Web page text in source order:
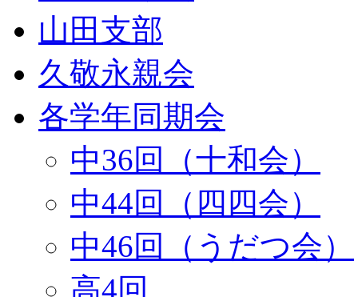
山田支部
久敬永親会
各学年同期会
中36回（十和会）
中44回（四四会）
中46回（うだつ会）
高4回